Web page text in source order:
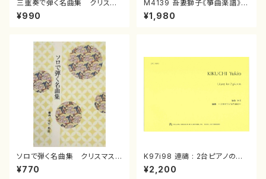
三重奏で弾く名曲集 クリスマ
スメドレー( 箏2/大平光美 編
曲/楽譜）
¥990
M4139 吾妻獅子《箏曲楽譜》
（箏/宮城道雄著・宮城宗家監修/
箏曲古典楽譜）
¥1,980
ソロで弾く名曲集 クリスマス・
イブ／恋人がサンタクロース(
箏独奏 /大平光美 編曲/楽
¥770
K97i98 連禱 : 2台ピアノのた
めの（2 Pianos / 菊池 幸夫 /
楽譜）
¥2,200